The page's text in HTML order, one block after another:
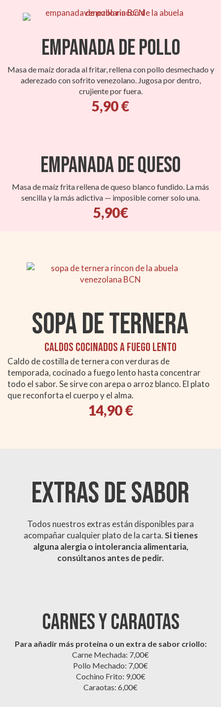
Empanada de Pollo
Masa de maíz dorada al fritar, rellena con pollo desmechado y
aderezado con sofrito venezolano. Jugosa por dentro,
crujiente por fuera.
5,90 €
Empanada de Queso
Masa de maíz frita rellena de queso blanco fundido. La más
sencilla y la más adictiva — imposible comer solo una.
5,90€
Sopa de ternera
Caldos cocinados a fuego lento
Caldo de costilla de ternera con verduras de
temporada, cocinado a fuego lento hasta concentrar
todo el sabor. Se sirve con arepa o arroz blanco. El plato
que reconforta el cuerpo y el alma.
14,90 €
EXTRAS DE SABOR
Todos nuestros extras están disponibles para
acompañar cualquier plato de la carta.Si tienes
alguna alergia o intolerancia alimentaria,
consúltanos antes de pedir.
Carnes y Caraotas
Para añadir más proteína o un extra de sabor criollo:
Carne Mechada: 7,00€
Pollo Mechado: 7,00€
Cochino Frito: 9,00€
Caraotas: 6,00€